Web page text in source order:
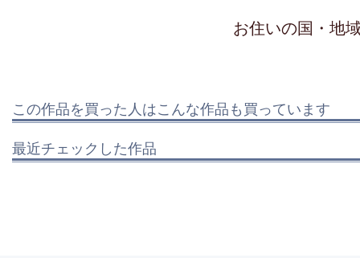
お住いの国・地
この作品を買った人はこんな作品も買っています
最近チェックした作品